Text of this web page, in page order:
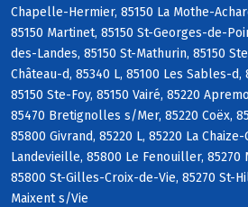
Chapelle-Hermier, 85150 La Mothe-
85150 Martinet, 85150 St-Georges-de-
des-Landes, 85150 St-Mathurin, 85150
Château-d, 85340 L, 85100 Les Sables-
85150 Ste-Foy, 85150 Vairé, 85220
85470 Bretignolles s/Mer, 85220 Coëx,
85800 Givrand, 85220 L, 85220 La Chaize-
Landevieille, 85800 Le Fenouiller, 85270
85800 St-Gilles-Croix-de-Vie, 85270 St-
Maixent s/Vie